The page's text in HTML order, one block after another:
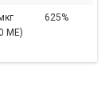
МЕ)
625%